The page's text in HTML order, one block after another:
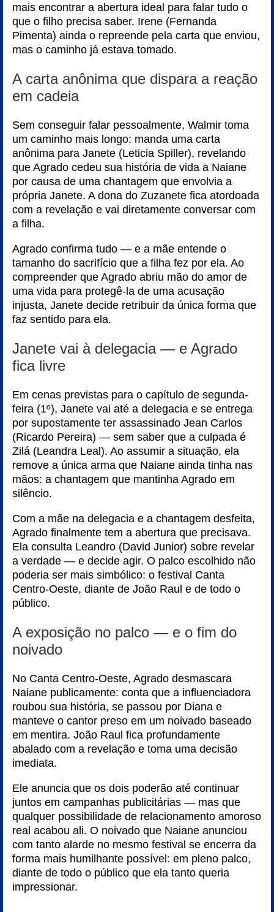
mais encontrar a abertura ideal para falar tudo o
que o filho precisa saber. Irene (Fernanda
Pimenta) ainda o repreende pela carta que enviou,
mas o caminho já estava tomado.
A carta anônima que dispara a reação
em cadeia
Sem conseguir falar pessoalmente, Walmir toma
um caminho mais longo: manda uma carta
anônima para Janete (Leticia Spiller), revelando
que Agrado cedeu sua história de vida a Naiane
por causa de uma chantagem que envolvia a
própria Janete. A dona do Zuzanete fica atordoada
com a revelação e vai diretamente conversar com
a filha.
Agrado confirma tudo — e a mãe entende o
tamanho do sacrifício que a filha fez por ela. Ao
compreender que Agrado abriu mão do amor de
uma vida para protegê-la de uma acusação
injusta, Janete decide retribuir da única forma que
faz sentido para ela.
Janete vai à delegacia — e Agrado
fica livre
Em cenas previstas para o capítulo de segunda-
feira (1º), Janete vai até a delegacia e se entrega
por supostamente ter assassinado Jean Carlos
(Ricardo Pereira) — sem saber que a culpada é
Zilá (Leandra Leal). Ao assumir a situação, ela
remove a única arma que Naiane ainda tinha nas
mãos: a chantagem que mantinha Agrado em
silêncio.
Com a mãe na delegacia e a chantagem desfeita,
Agrado finalmente tem a abertura que precisava.
Ela consulta Leandro (David Junior) sobre revelar
a verdade — e decide agir. O palco escolhido não
poderia ser mais simbólico: o festival Canta
Centro-Oeste, diante de João Raul e de todo o
público.
A exposição no palco — e o fim do
noivado
No Canta Centro-Oeste, Agrado desmascara
Naiane publicamente: conta que a influenciadora
roubou sua história, se passou por Diana e
manteve o cantor preso em um noivado baseado
em mentira. João Raul fica profundamente
abalado com a revelação e toma uma decisão
imediata.
Ele anuncia que os dois poderão até continuar
juntos em campanhas publicitárias — mas que
qualquer possibilidade de relacionamento amoroso
real acabou ali. O noivado que Naiane anunciou
com tanto alarde no mesmo festival se encerra da
forma mais humilhante possível: em pleno palco,
diante de todo o público que ela tanto queria
impressionar.